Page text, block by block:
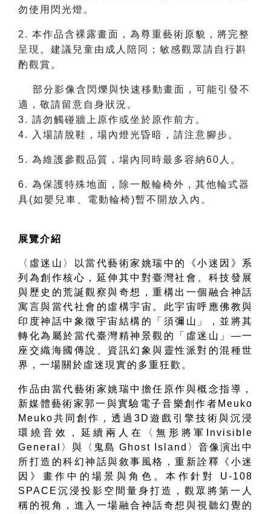
勿使用閃光燈。
2. 本作品含裸露畫面，為尊重藝術原貌，將完整
呈現。建議兒童由成人陪同；敏感觀眾請自行斟
酌觀賞。
部分影像含閃爍與快速移動畫面，可能引發不
適，敬請留意自身狀況。
3. 請勿觸碰牆上原作或坐於原作前方。
4. 入場請脫鞋，場內燈光昏暗，請注意腳步。
5. 為維護參觀品質，場內同時最多容納60人。
6. 為保護特殊地面，除一般輪椅外，其他輪式器
具(如嬰兒車、電動輪椅)暫不開放入內。
展覽介紹
〈虛迷山〉以當代藝術家姚瑞中的《小迷因》系
列為創作核心，延伸其中對臺灣社會、科技發展
與歷史的荒誕觀察與奇想，重構出一個融合神話
寓言與當代社會的虛構宇宙。此宇宙呼應佛教與
印度神話中象徵宇宙結構的「須彌山」，並將其
轉化為屬於當代臺灣精神景觀的「虛迷山」 —一
座交織海國傳說、資訊幻象與靈性派對的混種世
界，一場關於虛迷現實的多重狂歡。
作品由當代藝術家姚瑞中擔任原作與概念指導，
新媒體藝術家郭一與實驗電子音樂創作者 Meuko
Meuko共同創作，透過 3D 遊戲引擎技術與沉浸
環繞音效，延續兩人在〈無形將軍
Invisible
General
〉與〈鬼島 Ghost Island 〉音像演出中
所打造的科幻神話與敘事風格，重新詮釋《小迷
因》畫作中的場景與角色。本作針對
U-108
SPACE 沉浸投影空間量身打造，觀眾將第一人
稱的視角，進入一場融合神話奇想與視聽幻覺的